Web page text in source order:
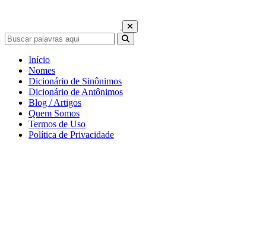
Início
Nomes
Dicionário de Sinônimos
Dicionário de Antônimos
Blog / Artigos
Quem Somos
Termos de Uso
Política de Privacidade